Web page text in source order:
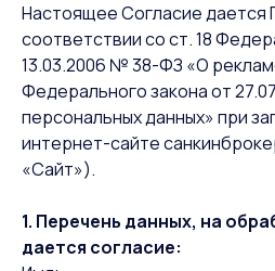
Настоящее Согласие дается
соответствии со ст. 18
13.03.2006 № 38-ФЗ «О
Федерального закона от
персональных данных» при
интернет-сайте
«Сайт»).
1. Перечень данных, на
дается согласие: